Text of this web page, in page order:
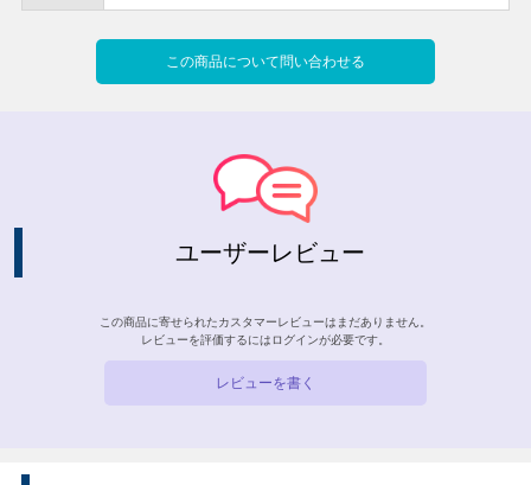
この商品について問い合わせる
ユーザーレビュー
この商品に寄せられたカスタマーレビューはまだありません。
レビューを評価するには ログインが必要です。
レビューを書く